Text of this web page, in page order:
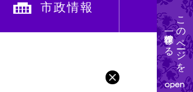
市政情報
このページを
一時保存する